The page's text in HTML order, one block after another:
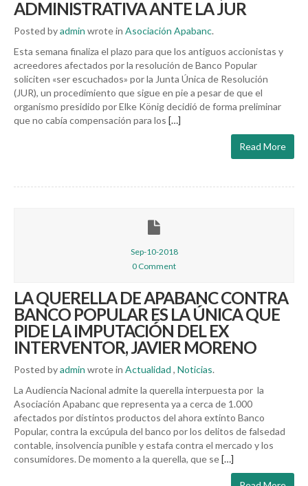
ADMINISTRATIVA ANTE LA JUR
Posted byadmin wrote in Asociación Apabanc.
Esta semana finaliza el plazo para que los antiguos accionistas y
acreedores afectados por la resolución de Banco Popular
soliciten «ser escuchados» por la Junta Única de Resolución
(JUR), un procedimiento que sigue en pie a pesar de que el
organismo presidido por Elke König decidió de forma preliminar
que no cabía compensación para los […]
Read More
Sep-10-2018
0 Comment
LA QUERELLA DE APABANC CONTRA
BANCO POPULAR ES LA ÚNICA QUE
PIDE LA IMPUTACIÓN DEL EX
INTERVENTOR, JAVIER MORENO
Posted byadmin wrote in Actualidad , Noticias.
La Audiencia Nacional admite la querella interpuesta por la
Asociación Apabanc que representa ya a cerca de 1.000
afectados por distintos productos del ahora extinto Banco
Popular, contra la excúpula del banco por los delitos de falsedad
contable, insolvencia punible y estafa contra el mercado y los
consumidores. De momento a la querella, que se[…]